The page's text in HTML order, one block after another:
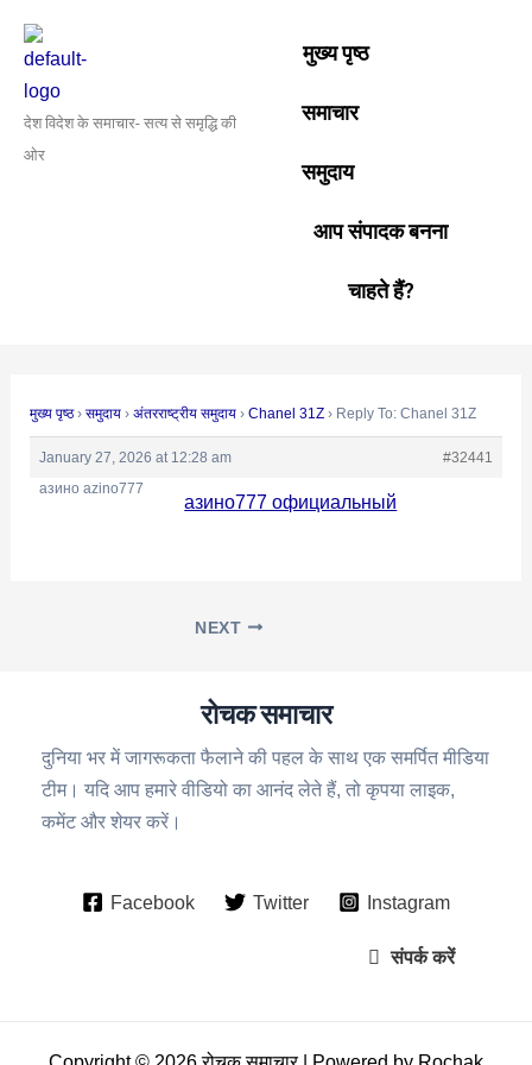
content
देश विदेश के समाचार- सत्य से समृद्धि की
ओर
मुख्य पृष्ठ
समाचार
समुदाय
आप संपादक बनना
चाहते हैं?
मुख्य पृष्ठ › समुदाय › अंतरराष्ट्रीय समुदाय › Chanel 31Z › Reply To: Chanel 31Z
January 27, 2026 at 12:28 am
#32441
азино azino777
азино777 официальный
navigation
NEXT
रोचक समाचार
दुनिया भर में जागरूकता फैलाने की पहल के साथ एक समर्पित मीडिया
टीम। यदि आप हमारे वीडियो का आनंद लेते हैं, तो कृपया लाइक,
कमेंट और शेयर करें।
Facebook Twitter Instagram
संपर्क करें